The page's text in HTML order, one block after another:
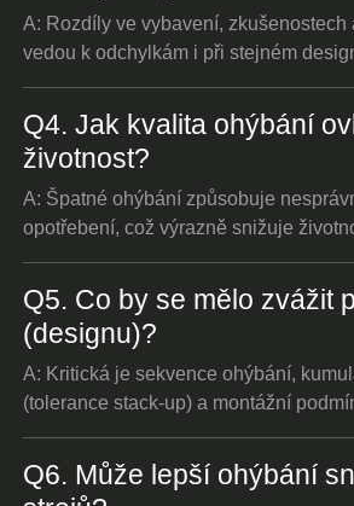
A: Rozdíly ve vybavení, zkušenostech
vedou k odchylkám i při stejném
Q4. Jak kvalita ohýbání
životnost?
A: Špatné ohýbání způsobuje
opotřebení, což výrazně snižuje
Q5. Co by se mělo zvážit
(designu)?
A: Kritická je sekvence ohýbání,
(tolerance stack-up) a montážní
Q6. Může lepší ohýbání